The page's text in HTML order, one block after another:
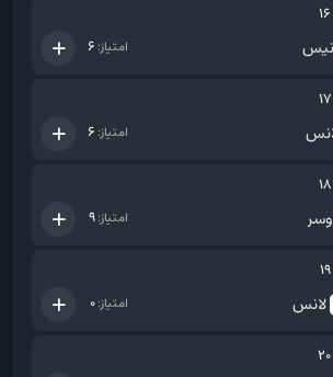
نیس امتیاز: 6
امتیاز: 6
امتیاز:9
لانس امتیاز:0